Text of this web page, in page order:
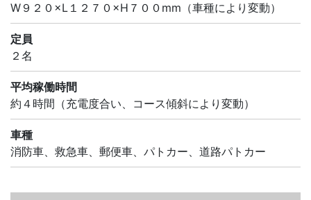
W９２０×L１２７０×H７００mm（車種により変動）
定員
２名
平均稼働時間
約４時間（充電度合い、コース傾斜により変動）
車種
消防車、救急車、郵便車、パトカー、道路パトカー